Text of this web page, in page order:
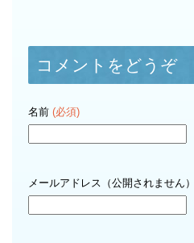
コメントをどうぞ
名前 (必須)
メールアドレス（公開されません）